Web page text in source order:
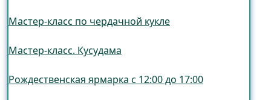
Мастер-класс по чердачной кукле
Мастер-класс. Кусудама
Рождественская ярмарка с 12:00 до 17:00